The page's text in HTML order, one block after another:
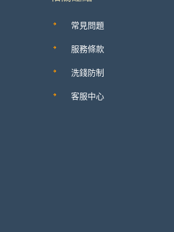
常見問題
服務條款
洗錢防制
客服中心